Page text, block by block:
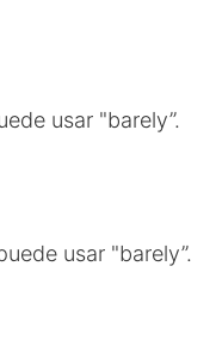
usar "barely”.
usar "barely”.